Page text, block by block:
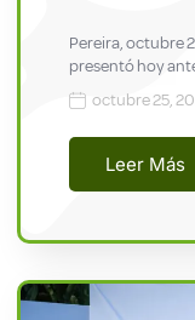
Pereira, octubre
presentó hoy
octubre 25,
Leer Más